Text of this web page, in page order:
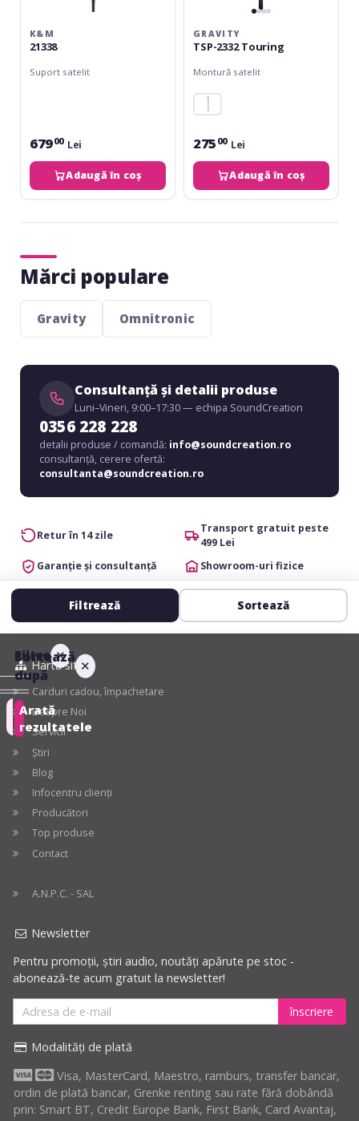
K&M
21338
Suport satelit
67900 Lei
Adaugă în coș
GRAVITY
TSP-2332 Touring
Montură satelit
275 00 Lei
Adaugă în coș
Mărci populare
Gravity Omnitronic
Consultanță și detalii produse
Luni–Vineri, 9:00–17:30 — echipa SoundCreation
0356 228 228
detalii produse / comandă: info@soundcreation.ro
consultanță, cerere ofertă:
consultanta@soundcreation.ro
Retur în 14 zile
Transport gratuit peste
499 Lei
Garanție și consultanță
Showroom-uri fizice
Filtrează Sortează
Filtre ✕
Arată
rezultatele
Sortează
după
✕
Recomandate
Preț
crescător
Preț
descrescător
mari
Harta site
Carduri cadou, împachetare
Despre Noi
Servicii
Știri
Blog
Infocentru clienți
Producători
Top produse
Contact
A.N.P.C. - SAL
Newsletter
Pentru promoții, știri audio, noutăți apărute pe stoc -
abonează-te acum gratuit la newsletter!
înscriere
Modalități de plată
Visa, MasterCard, Maestro, ramburs, transfer bancar,
ordin de plată bancar, Grenke renting sau rate fără dobândă
prin: Smart BT, Credit Europe Bank, First Bank, Card Avantaj,